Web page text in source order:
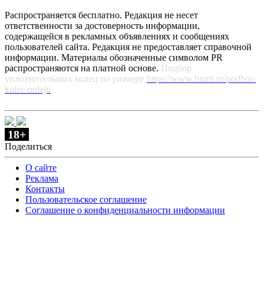
Распространяется бесплатно. Редакция не несет
ответственности за достоверность информации,
содержащейся в рекламных объявлениях и сообщениях
пользователей сайта. Редакция не предоставляет справочной
информации. Материалы обозначенные символом PR
распространяются на платной основе. Подбор
уплотнительных колец по размеру https://www.binrti.ru/podbor-
kolec-onlajn
18+
Поделиться
О сайте
Реклама
Контакты
Пользовательское соглашение
Соглашение о конфиденциальности информации